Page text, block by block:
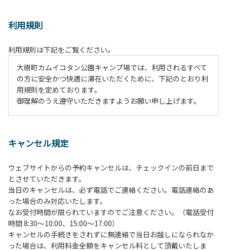
利用規則
利用規則は下記をご覧ください。
大樹町カムイコタン公園キャンプ場では、利用されるすべて
の方に安全かつ快適に滞在いただくために、下記のとおり利
用規則を定めております。
御理解のうえ遵守いただきますようお願い申し上げます。
２、中学生以下だけでの利用はできません。高校生以上の方
３、テントサイト（多目的広場を含む。）の使用は、事前に
予約いただいた方のみで、連泊の方を除き、正午からです。
基本的に、テント1張りにつき1区画の予約をお願いします。
管理棟にてチェックインの手続きを行ってください。午後3
時前にお越しの方は、午後3時になりましたら管理棟にて手
続きを行ってください。午後5時過ぎにお越しの方は、翌朝
手続きを行ってください。
４、車両は、荷物の積み下ろし時以外は、駐車場にとめてく
キャンセル規定
ウェブサイトからの予約キャンセルは、チェックインの前日まで
とさせていただきます。
当日のキャンセルは、必ず電話でご連絡ください。電話連絡のあ
った場合のみ対応いたします。
なお受付時間が限られていますのでご注意ください。（電話受付
時間 8:30～10:00、15:00～17:00）
キャンセルの手続きをされずに無連絡で当日お越しになられなか
った場合は、利用料金全額をキャンセル料として頂戴いたしま